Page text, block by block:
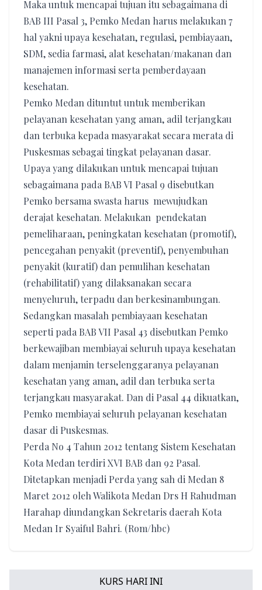
Maka untuk mencapai tujuan itu sebagaimana di
BAB III Pasal 3, Pemko Medan harus melakukan 7
hal yakni upaya kesehatan, regulasi, pembiayaan,
SDM, sedia farmasi, alat kesehatan/makanan dan
manajemen informasi serta pemberdayaan
kesehatan.
Pemko Medan dituntut untuk memberikan
pelayanan kesehatan yang aman, adil terjangkau
dan terbuka kepada masyarakat secara merata di
Puskesmas sebagai tingkat pelayanan dasar.
Upaya yang dilakukan untuk mencapai tujuan
sebagaimana pada BAB VI Pasal 9 disebutkan
Pemko bersama swasta harus mewujudkan
derajat kesehatan. Melakukan pendekatan
pemeliharaan, peningkatan kesehatan (promotif),
pencegahan penyakit (preventif), penyembuhan
penyakit (kuratif) dan pemulihan kesehatan
(rehabilitatif) yang dilaksanakan secara
menyeluruh, terpadu dan berkesinambungan.
Sedangkan masalah pembiayaan kesehatan
seperti pada BAB VII Pasal 43 disebutkan Pemko
berkewajiban membiayai seluruh upaya kesehatan
dalam menjamin terselenggaranya pelayanan
kesehatan yang aman, adil dan terbuka serta
terjangkau masyarakat. Dan di Pasal 44 dikuatkan,
Pemko membiayai seluruh pelayanan kesehatan
dasar di Puskesmas.
Perda No 4 Tahun 2012 tentang Sistem Kesehatan
Kota Medan terdiri XVI BAB dan 92 Pasal.
Ditetapkan menjadi Perda yang sah di Medan 8
Maret 2012 oleh Walikota Medan Drs H Rahudman
Harahap diundangkan Sekretaris daerah Kota
Medan Ir Syaiful Bahri. (Rom/hbc)
KURS HARI INI